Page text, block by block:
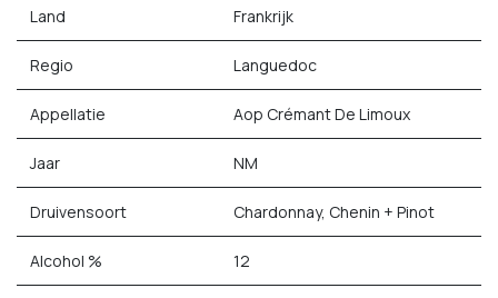
Land Frankrijk
Regio Languedoc
Appellatie Aop Crémant De Limoux
Jaar NM
Druivensoort Chardonnay, Chenin + Pinot
Alcohol % 12